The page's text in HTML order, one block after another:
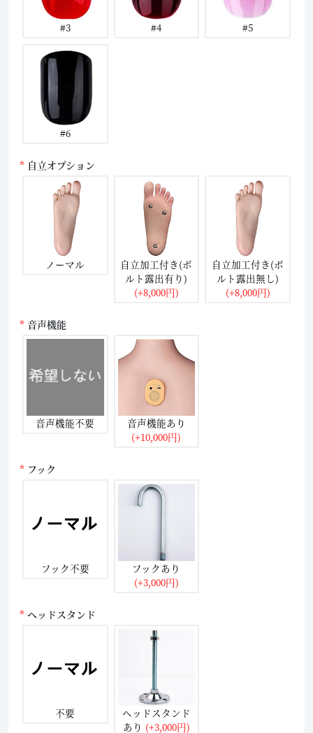
#3 #4 #5
#6
自立オプション
ノーマル
自立加工付き(ボ
ルト露出有り)
(+8,000円)
自立加工付き(ボ
ルト露出無し)
(+8,000円)
音声機能
音声機能不要
音声機能あり
(+10,000円)
フック
フック不要
フックあり
(+3,000円)
ヘッドスタンド
不要
ヘッドスタンド
あり (+3,000円)